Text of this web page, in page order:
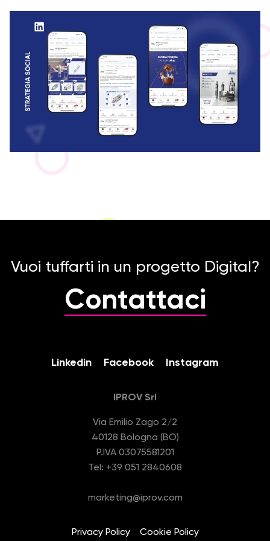
Vuoi tuffarti in un progetto Digital?
Contattaci
Linkedin Facebook Instagram
IPROV Srl
Via Emilio Zago 2/2
40128 Bologna (BO)
P.IVA 03075581201
Tel: +39 051 2840608
marketing@iprov.com
Privacy Policy Cookie Policy